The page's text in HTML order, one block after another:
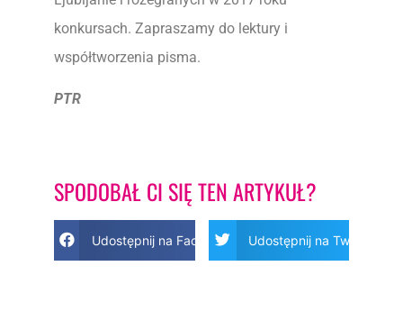
konkursach. Zapraszamy do lektury i
współtworzenia pisma.
PTR
SPODOBAŁ CI SIĘ TEN ARTYKUŁ?
Udostępnij na Facebook Udostępnij na Twitter